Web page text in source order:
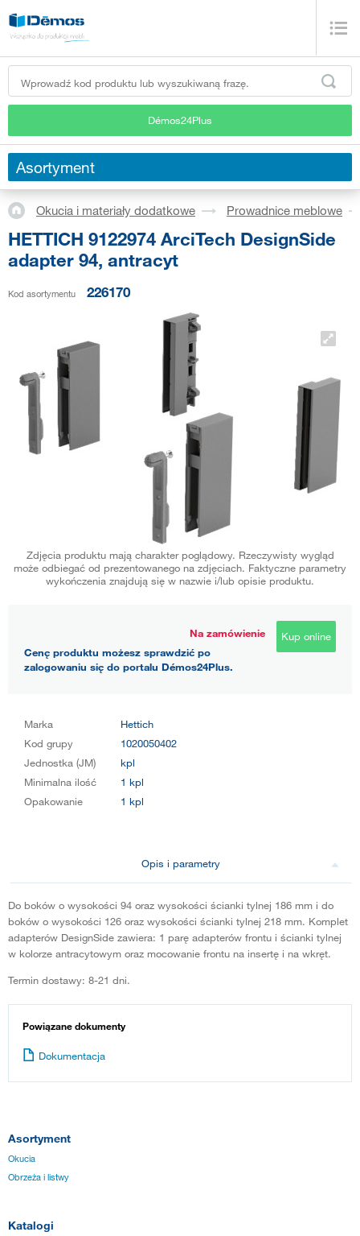
Démos24Plus
Asortyment
Okucia i materiały dodatkowe Prowadnice meblowe
HETTICH 9122974 ArciTech DesignSide
adapter 94, antracyt
Kod asortymentu 226170
Zdjęcia produktu mają charakter poglądowy. Rzeczywisty wygląd
może odbiegać od prezentowanego na zdjęciach. Faktyczne parametry
wykończenia znajdują się w nazwie i/lub opisie produktu.
Na zamówienie
Cenę produktu możesz sprawdzić po
zalogowaniu się do portalu Démos24Plus.
Kup online
Marka
Hettich
Kod grupy
1020050402
Jednostka (JM)
kpl
Minimalna ilość
1 kpl
Opakowanie
1 kpl
Opis i parametry
Do boków o wysokości 94 oraz wysokości ścianki tylnej 186 mm i do
boków o wysokości 126 oraz wysokości ścianki tylnej 218 mm. Komplet
adapterów DesignSide zawiera: 1 parę adapterów frontu i ścianki tylnej
w kolorze antracytowym oraz mocowanie frontu na insertę i na wkręt.
Termin dostawy: 8-21 dni.
Powiązane dokumenty
Dokumentacja
Asortyment
Okucia
Obrzeża i listwy
Katalogi